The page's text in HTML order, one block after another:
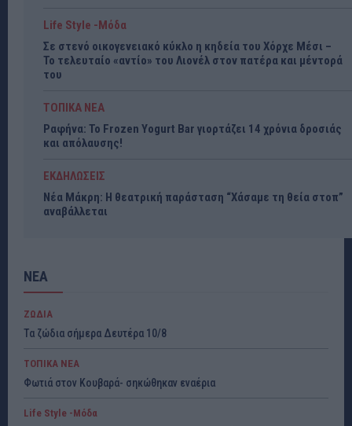
Life Style -Μόδα
Σε στενό οικογενειακό κύκλο η κηδεία του Χόρχε Μέσι –
Το τελευταίο «αντίο» του Λιονέλ στον πατέρα και μέντορά
του
ΤΟΠΙΚΑ ΝΕΑ
Ραφήνα: Το Frozen Yogurt Bar γιορτάζει 14 χρόνια δροσιάς
και απόλαυσης!
ΕΚΔΗΛΩΣΕΙΣ
Νέα Μάκρη: Η θεατρική παράσταση “Χάσαμε τη θεία στοπ”
αναβάλλεται
ΝΕΑ
ΖΩΔΙΑ
Τα ζώδια σήμερα Δευτέρα 10/8
ΤΟΠΙΚΑ ΝΕΑ
Φωτιά στον Κουβαρά- σηκώθηκαν εναέρια
Life Style -Μόδα